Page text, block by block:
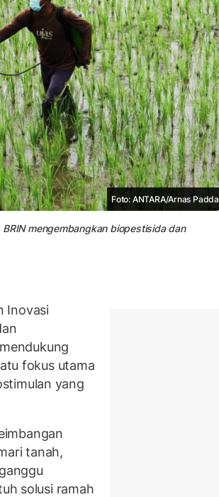
Foto: ANTARA/Arnas Padda
mengembangkan biopestisida dan
Inovasi
fokus utama
yang
tanah,
solusi ramah